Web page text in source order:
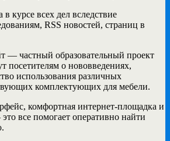
в курсе всех дел вследствие
RSS новостей, страниц в
— частный образовательный проект
посетителям о нововведениях,
использования различных
комплектующих для мебели.
комфортная интернет-площадка и
все помогает оперативно найти